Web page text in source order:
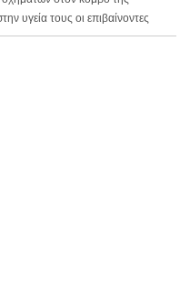
υγεία τους οι επιβαίνοντες